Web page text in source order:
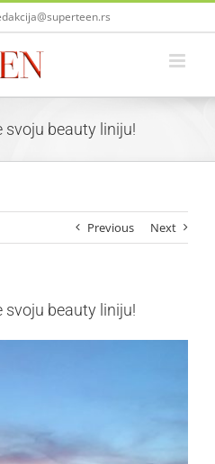
svoju beauty liniju!
Previous Next
svoju beauty liniju!